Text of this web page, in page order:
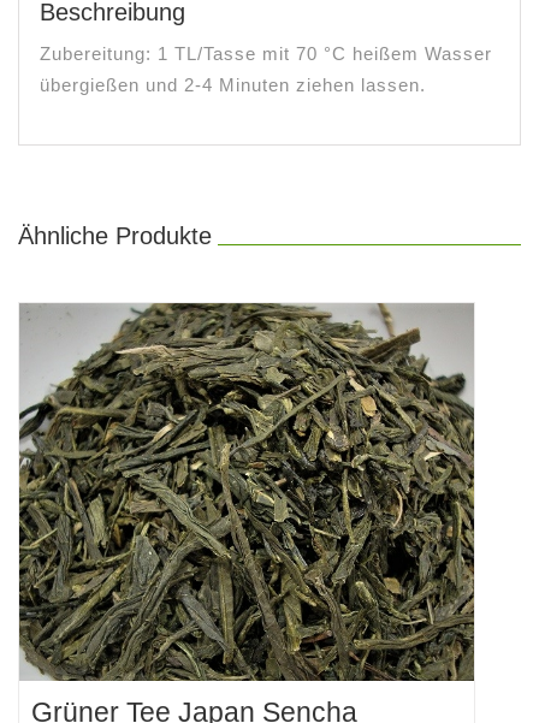
Beschreibung
Zubereitung: 1 TL/Tasse mit 70 °C heißem Wasser
übergießen und 2-4 Minuten ziehen lassen.
Ähnliche Produkte
Grüner Tee Japan Sencha